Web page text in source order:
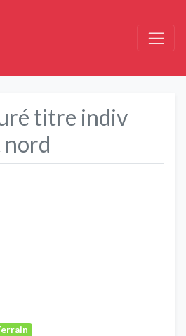
titre indiv
nord